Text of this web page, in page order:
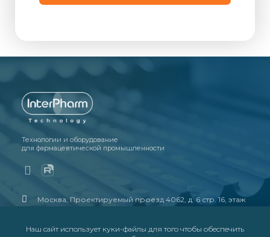
Технологии и оборудование
для фармацевтической промышленности
Москва, Проектируемый проезд 4062, д. 6 стр. 16, этаж
+7 (495) 109-0404
Наш сайт использует куки-файлы для того чтобы обеспечить